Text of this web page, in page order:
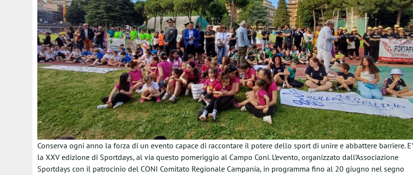
Conserva ogni anno la forza di un evento capace di raccontare il potere dello sport di unire e abbattere barriere. E’
la XXV edizione di Sportdays, al via questo pomeriggio al Campo Coni. L’evento, organizzato dall’Associazione
Sportdays con il patrocinio del CONI Comitato Regionale Campania, in programma fino al 20 giugno nel segno